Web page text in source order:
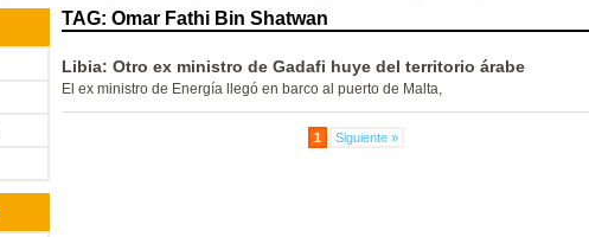
TAG: Omar Fathi Bin Shatwan
Libia: Otro ex ministro de Gadafi huye del territorio árabe
El ex ministro de Energía llegó en barco al puerto de Malta,
1 Siguiente »